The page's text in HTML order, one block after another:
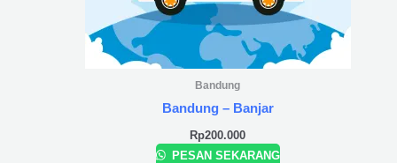
Bandung
Bandung – Banjar
Rp200.000
PESAN SEKARANG